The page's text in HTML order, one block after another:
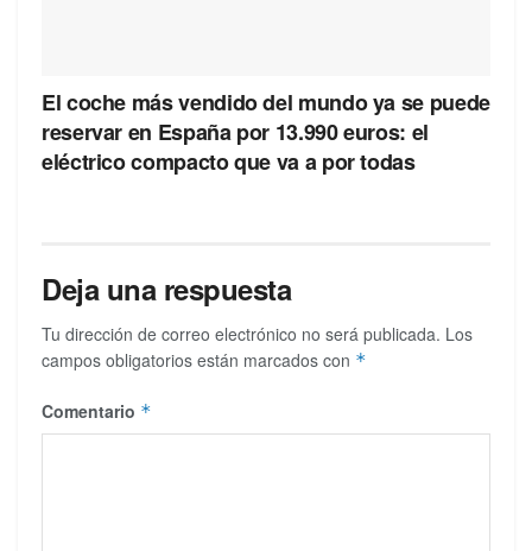
El coche más vendido del mundo ya se puede
reservar en España por 13.990 euros: el
eléctrico compacto que va a por todas
Deja una respuesta
Tu dirección de correo electrónico no será publicada. Los
campos obligatorios están marcados con *
Comentario *